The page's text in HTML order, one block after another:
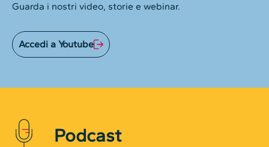
Guarda i nostri video, storie e webinar.
Accedi a Youtube
Podcast